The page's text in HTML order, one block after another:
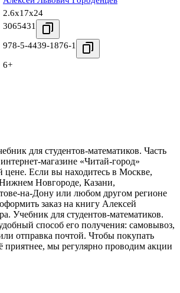
2.6x17x24
3065431
978-5-4439-1876-1
6+
для студентов-математиков. Часть
магазине «Читай-город»
цене. Если вы находитесь в Москве,
Новгороде, Казани,
на-Дону или любом другом регионе
заказ на книгу Алексей
Учебник для студентов-математиков.
способ его получения: самовывоз,
отправка почтой. Чтобы покупать
мы регулярно проводим акции